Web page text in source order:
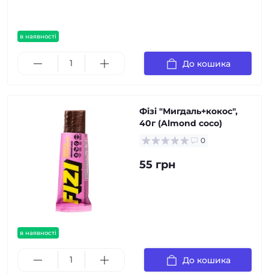
в наявності
До кошика
в наявності
Фізі "Мигдаль+кокос",
40г (Almond coco)
0
55 грн
До кошика